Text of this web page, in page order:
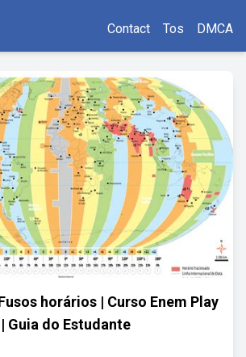
Contact Tos DMCA
horários | Curso Enem Play
| Guia do Estudante